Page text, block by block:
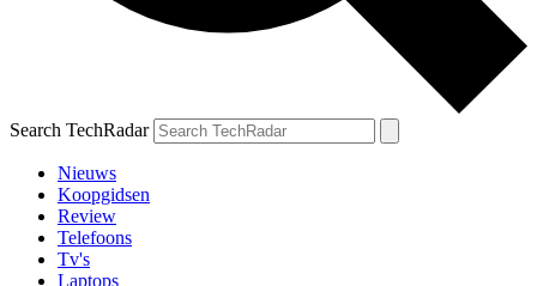
Search TechRadar
Nieuws
Koopgidsen
Review
Telefoons
Tv's
Laptops